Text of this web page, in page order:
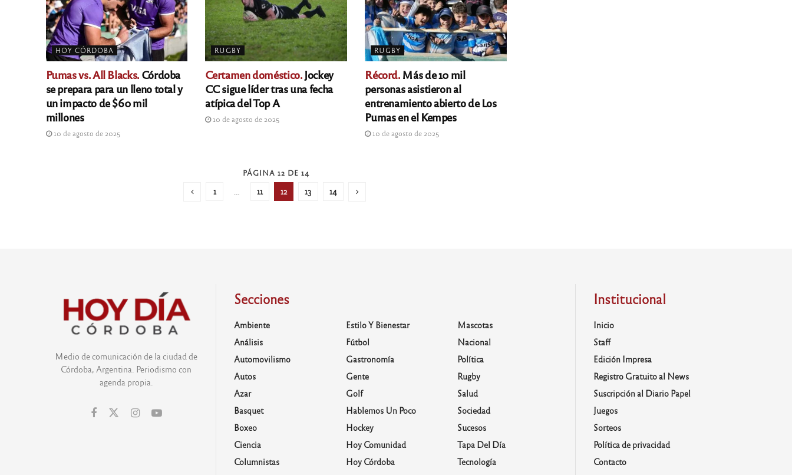
HOY CÓRDOBA
Pumas vs. All Blacks.Córdoba
se prepara para un lleno total y
un impacto de $60 mil
millones
10 de agosto de 2025
RUGBY
Certamen doméstico.Jockey
CC sigue líder tras una fecha
atípica del Top A
10 de agosto de 2025
RUGBY
Récord.Más de 10 mil
personas asistieron al
entrenamiento abierto de Los
Pumas en el Kempes
10 de agosto de 2025
PÁGINA 12 DE 14
1 11 12 13 14
Medio de comunicación de la ciudad de
Córdoba, Argentina. Periodismo con
agenda propia.
Secciones
Ambiente
Análisis
Automovilismo
Autos
Azar
Basquet
Boxeo
Ciencia
Columnistas
Estilo Y Bienestar
Fútbol
Gastronomía
Gente
Golf
Hablemos Un Poco
Hockey
Hoy Comunidad
Hoy Córdoba
Mascotas
Nacional
Política
Rugby
Salud
Sociedad
Sucesos
Tapa Del Día
Tecnología
Institucional
Inicio
Staff
Edición Impresa
Registro Gratuito al News
Suscripción al Diario Papel
Juegos
Sorteos
Política de privacidad
Contacto